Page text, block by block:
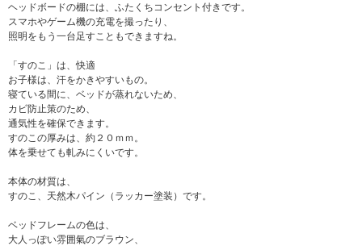
ヘッドボードの棚には、ふたくちコンセント付きです。
スマホやゲーム機の充電を撮ったり、
照明をもう一台足すこともできますね。
「すのこ」は、快適
お子様は、汗をかきやすいもの。
寝ている間に、ベッドが蒸れないため、
カビ防止策のため、
通気性を確保できます。
すのこの厚みは、約２０ｍｍ。
体を乗せても軋みにくいです。
本体の材質は、
すのこ、天然木パイン（ラッカー塗装）です。
ベッドフレームの色は、
大人っぽい雰囲氣のブラウン、